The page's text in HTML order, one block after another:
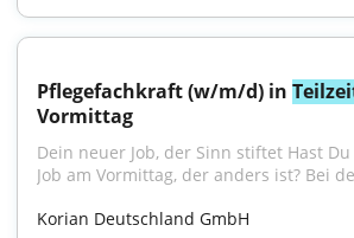
Pflegefachkraft (w/m/d) in
Vormittag
Dein neuer Job, der Sinn stiftet Hast
Job am Vormittag, der anders ist? Bei
Korian Deutschland GmbH